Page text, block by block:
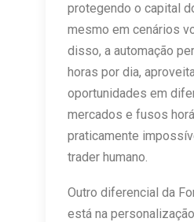
protegendo o capital
mesmo em cenários
disso, a automação
horas por dia,
oportunidades em
mercados e fusos
praticamente
trader humano.
Outro diferencial da
está na